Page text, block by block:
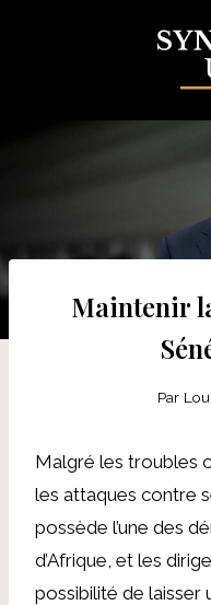
Maintenir
Par
Malgré les troubles
les attaques contre
possède l’une des
d’Afrique, et les
possibilité de laisser